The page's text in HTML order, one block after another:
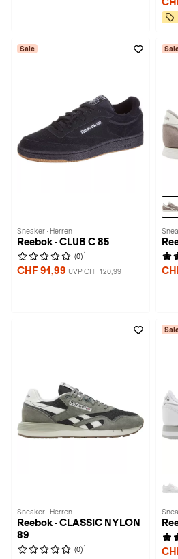
Sale
Sneaker · Herren
Reebok · CLUB C 85
(0) 1
CHF 91,99 UVP CHF 120,99
Sneaker · Herren
Reebok · CLASSIC NYLON
89
(0) 1